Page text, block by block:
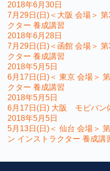
2018年6月30日
7月29日(日)＜大阪 会場＞
クター 養成講習
2018年6月28日
7月29日(日)＜函館 会場＞
クター 養成講習
2018年5月5日
6月17日(日)＜ 東京 会場＞
クター 養成講習
2018年5月5日
6月17日(日) 大阪 モビバン
2018年5月5日
5月13日(日)＜ 仙台 会場
ン インストラクター 養成講